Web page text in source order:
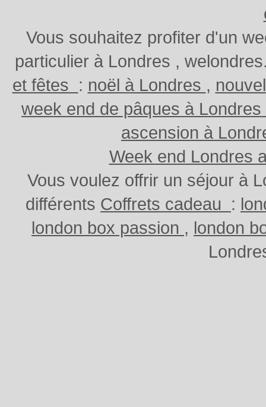
Vous souhaitez profiter d'un
particulier à Londres ,
et fêtes : noël à Londres ,
week end de pâques à Londres
ascension à
Week end Londres
Vous voulez offrir un séjour à
différents Coffrets cadeau :
london box passion , london